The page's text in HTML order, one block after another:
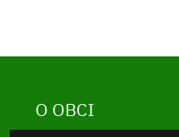
O OBCI